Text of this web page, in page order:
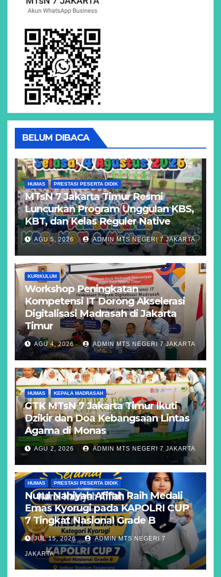
BELUM DIBACA
HUMAS PRESTASI PESERTA DIDIK
MTsN 7 Jakarta Timur Resmi
Luncurkan Program Unggulan KBS,
KBT, dan Kelas Reguler Native
AGU 5, 2026 ADMIN MTS NEGERI 7 JAKARTA
KURIKULUM
Workshop Peningkatan
Kompetensi IT Dorong Akselerasi
Digitalisasi Madrasah di Jakarta
Timur
AGU 4, 2026 ADMIN MTS NEGERI 7 JAKARTA
HUMAS KEPALA MADRASAH
GTK MTsN 7 Jakarta Timur Ikuti
Dzikir dan Doa Kebangsaan Lintas
Agama di Monas
AGU 2, 2026 ADMIN MTS NEGERI 7 JAKARTA
HUMAS PRESTASI PESERTA DIDIK
Nurul Nahiyah Afifah Raih Medali
Emas Kyorugi pada KAPOLRI CUP
7 Tingkat Nasional Grade B
JUL 15, 2026 ADMIN MTS NEGERI 7
JAKARTA